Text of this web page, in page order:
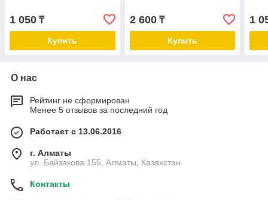
1 050 ₸
Купить
2 600₸
Купить
1
О нас
Рейтинг не сформирован
Менее 5 отзывов за последний год
Работает с 13.06.2016
г. Алматы
ул. Байзакова 155, Алматы, Казахстан
Контакты